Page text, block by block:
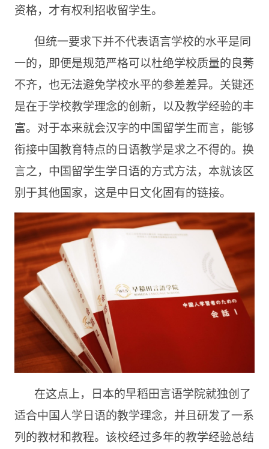
资格，才有权利招收留学生。
但统一要求下并不代表语言学校的水平是同
一的，即便是规范严格可以杜绝学校质量的良莠
不齐，也无法避免学校水平的参差差异。关键还
是在于学校教学理念的创新，以及教学经验的丰
富。对于本来就会汉字的中国留学生而言，能够
衔接中国教育特点的日语教学是求之不得的。换
言之，中国留学生学日语的方式方法，本就该区
别于其他国家，这是中日文化固有的链接。
在这点上，日本的早稻田言语学院就独创了
适合中国人学日语的教学理念，并且研发了一系
列的教材和教程。该校经过多年的教学经验总结